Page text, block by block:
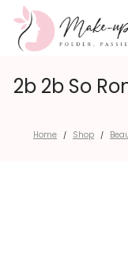
2b 2b So
Home / Shop /